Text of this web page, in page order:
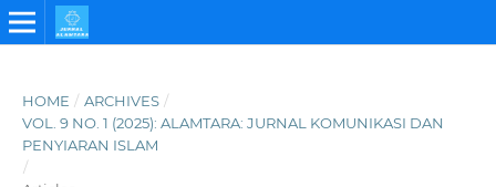
HOME / ARCHIVES /
VOL. 9 NO. 1 (2025): ALAMTARA: JURNAL KOMUNIKASI DAN
PENYIARAN ISLAM
/